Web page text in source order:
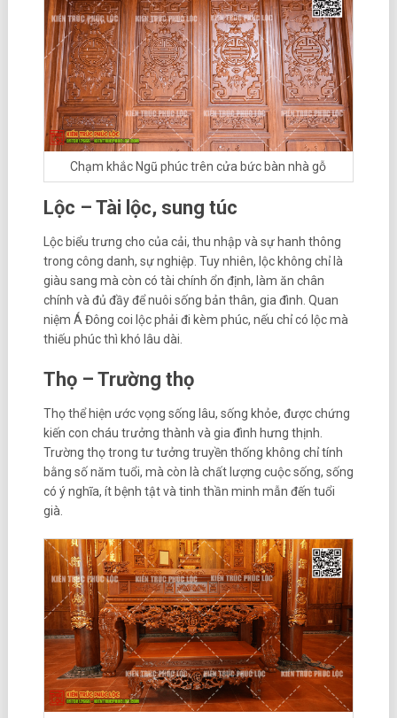
Chạm khắc Ngũ phúc trên cửa bức bàn nhà gỗ
Lộc – Tài lộc, sung túc
Lộc biểu trưng cho của cải, thu nhập và sự hanh thông
trong công danh, sự nghiệp. Tuy nhiên, lộc không chỉ là
giàu sang mà còn có tài chính ổn định, làm ăn chân
chính và đủ đầy để nuôi sống bản thân, gia đình. Quan
niệm Á Đông coi lộc phải đi kèm phúc, nếu chỉ có lộc mà
thiếu phúc thì khó lâu dài.
Thọ – Trường thọ
Thọ thể hiện ước vọng sống lâu, sống khỏe, được chứng
kiến con cháu trưởng thành và gia đình hưng thịnh.
Trường thọ trong tư tưởng truyền thống không chỉ tính
bằng số năm tuổi, mà còn là chất lượng cuộc sống, sống
có ý nghĩa, ít bệnh tật và tinh thần minh mẫn đến tuổi
già.